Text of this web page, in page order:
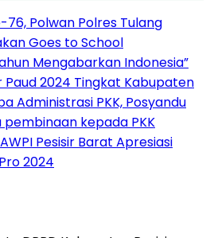
Polwan Polres Tulang
Goes to School
Mengabarkan Indonesia”
Paud 2024 Tingkat Kabupaten
Administrasi PKK, Posyandu
kepada PKK
AWPI Pesisir Barat Apresiasi
2024